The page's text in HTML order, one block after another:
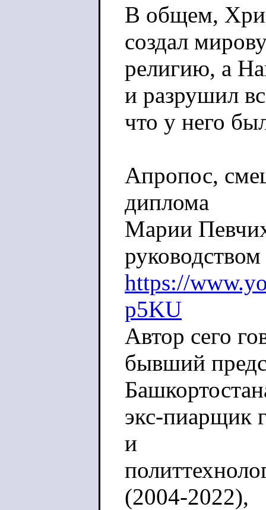
В общем,
создал
религию, а
и разрушил
что у него
Апропос,
диплома
Марии
https://
p5KU
Автор сего
бывший
экс-пиарщик
и
(2004-2022),